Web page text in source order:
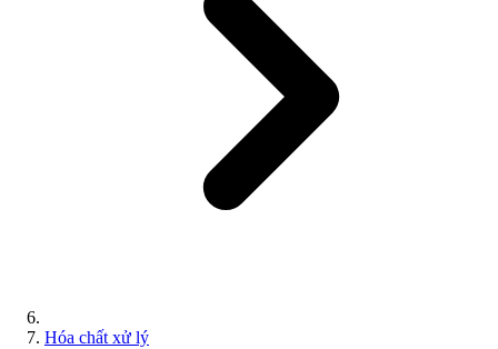
Hóa chất xử lý